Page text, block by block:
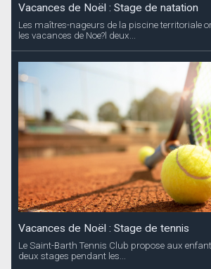
Vacances de Noël : Stage de natation
Les maîtres-nageurs de la piscine territoriale
les vacances de Noe?l deux...
Vacances de Noël : Stage de tennis
Le Saint-Barth Tennis Club propose aux
deux stages pendant les...